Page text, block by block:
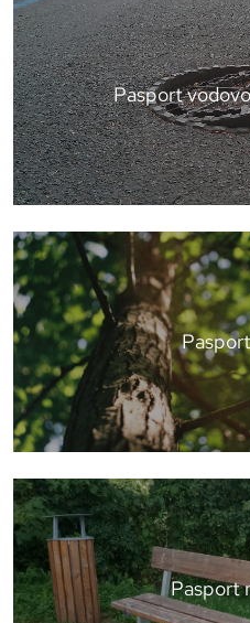
Pasport
Pasport